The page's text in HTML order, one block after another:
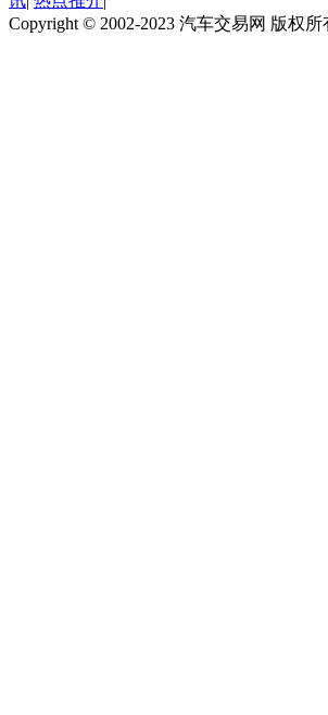
Copyright © 2002-2023 汽车交易网 版权